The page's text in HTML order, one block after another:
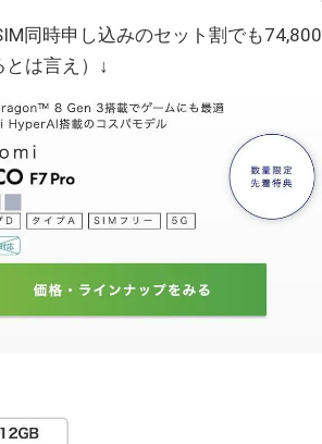
同時申し込みのセット割でも74,800
は言え）↓